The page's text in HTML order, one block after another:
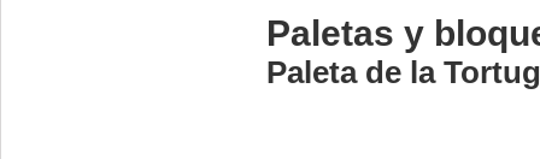
Paletas y
Paleta de la